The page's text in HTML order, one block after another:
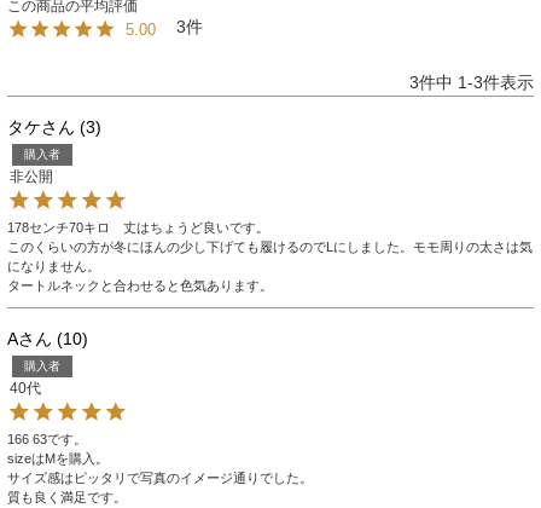
5.00 3
3件中 1-3件表示
タケ 3
購入者
非公開
178センチ70キロ　丈はちょうど良いです。
このくらいの方が冬にほんの少し下げても履けるのでLにしました。モモ周りの太さは気
になりません。
タートルネックと合わせると色気あります。
A 10
購入者
40代
166 63です。
sizeはMを購入。
サイズ感はピッタリで写真のイメージ通りでした。
質も良く満足です。